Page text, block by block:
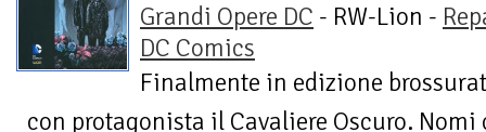
Grandi Opere DC - RW-Lion -
DC Comics
Finalmente in edizione
con protagonista il Cavaliere Oscuro. Nomi